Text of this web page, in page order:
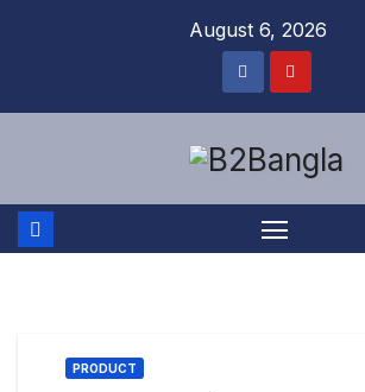
August 6, 2026
PRODUCT